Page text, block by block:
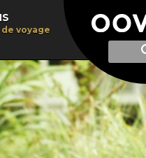
Afficher
recherche
Recherche
voyage